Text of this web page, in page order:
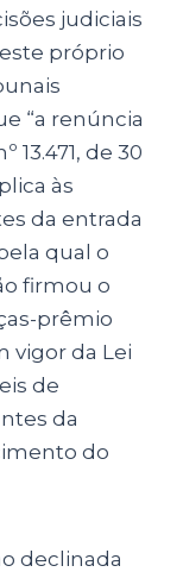
judiciais
próprio
“a renúncia
13.471, de 30
às
da entrada
qual o
firmou o
prêmio
vigor da Lei
de
da
do
declinada